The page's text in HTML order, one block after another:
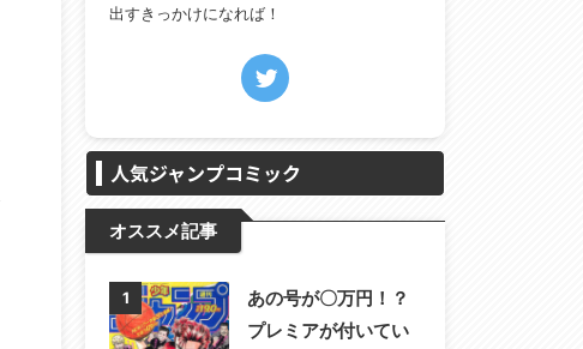
出すきっかけになれば！
人気ジャンプコミック
オススメ記事
1
あの号が〇万円！？
プレミアが付いてい